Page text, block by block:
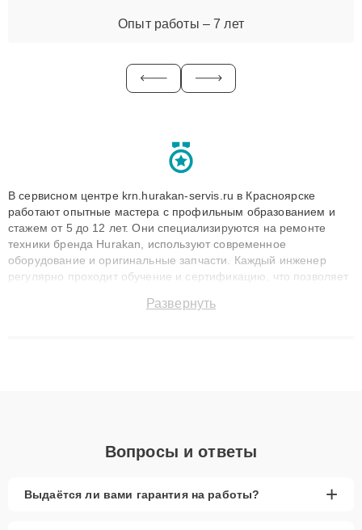
Опыт работы – 7 лет
В сервисном центре krn.hurakan-servis.ru в Красноярске
работают опытные мастера с профильным образованием и
стажем от 5 до 12 лет. Они специализируются на ремонте
техники бренда Hurakan, используют современное
оборудование и оригинальные запчасти. Каждый инженер
регулярно проходит обучение и сертификацию, что позволяет
технику с сохранением гарантии до 3 лет. Наши мастера
Развернуть
Вопросы и ответы
Выдаётся ли вами гарантия на работы? +